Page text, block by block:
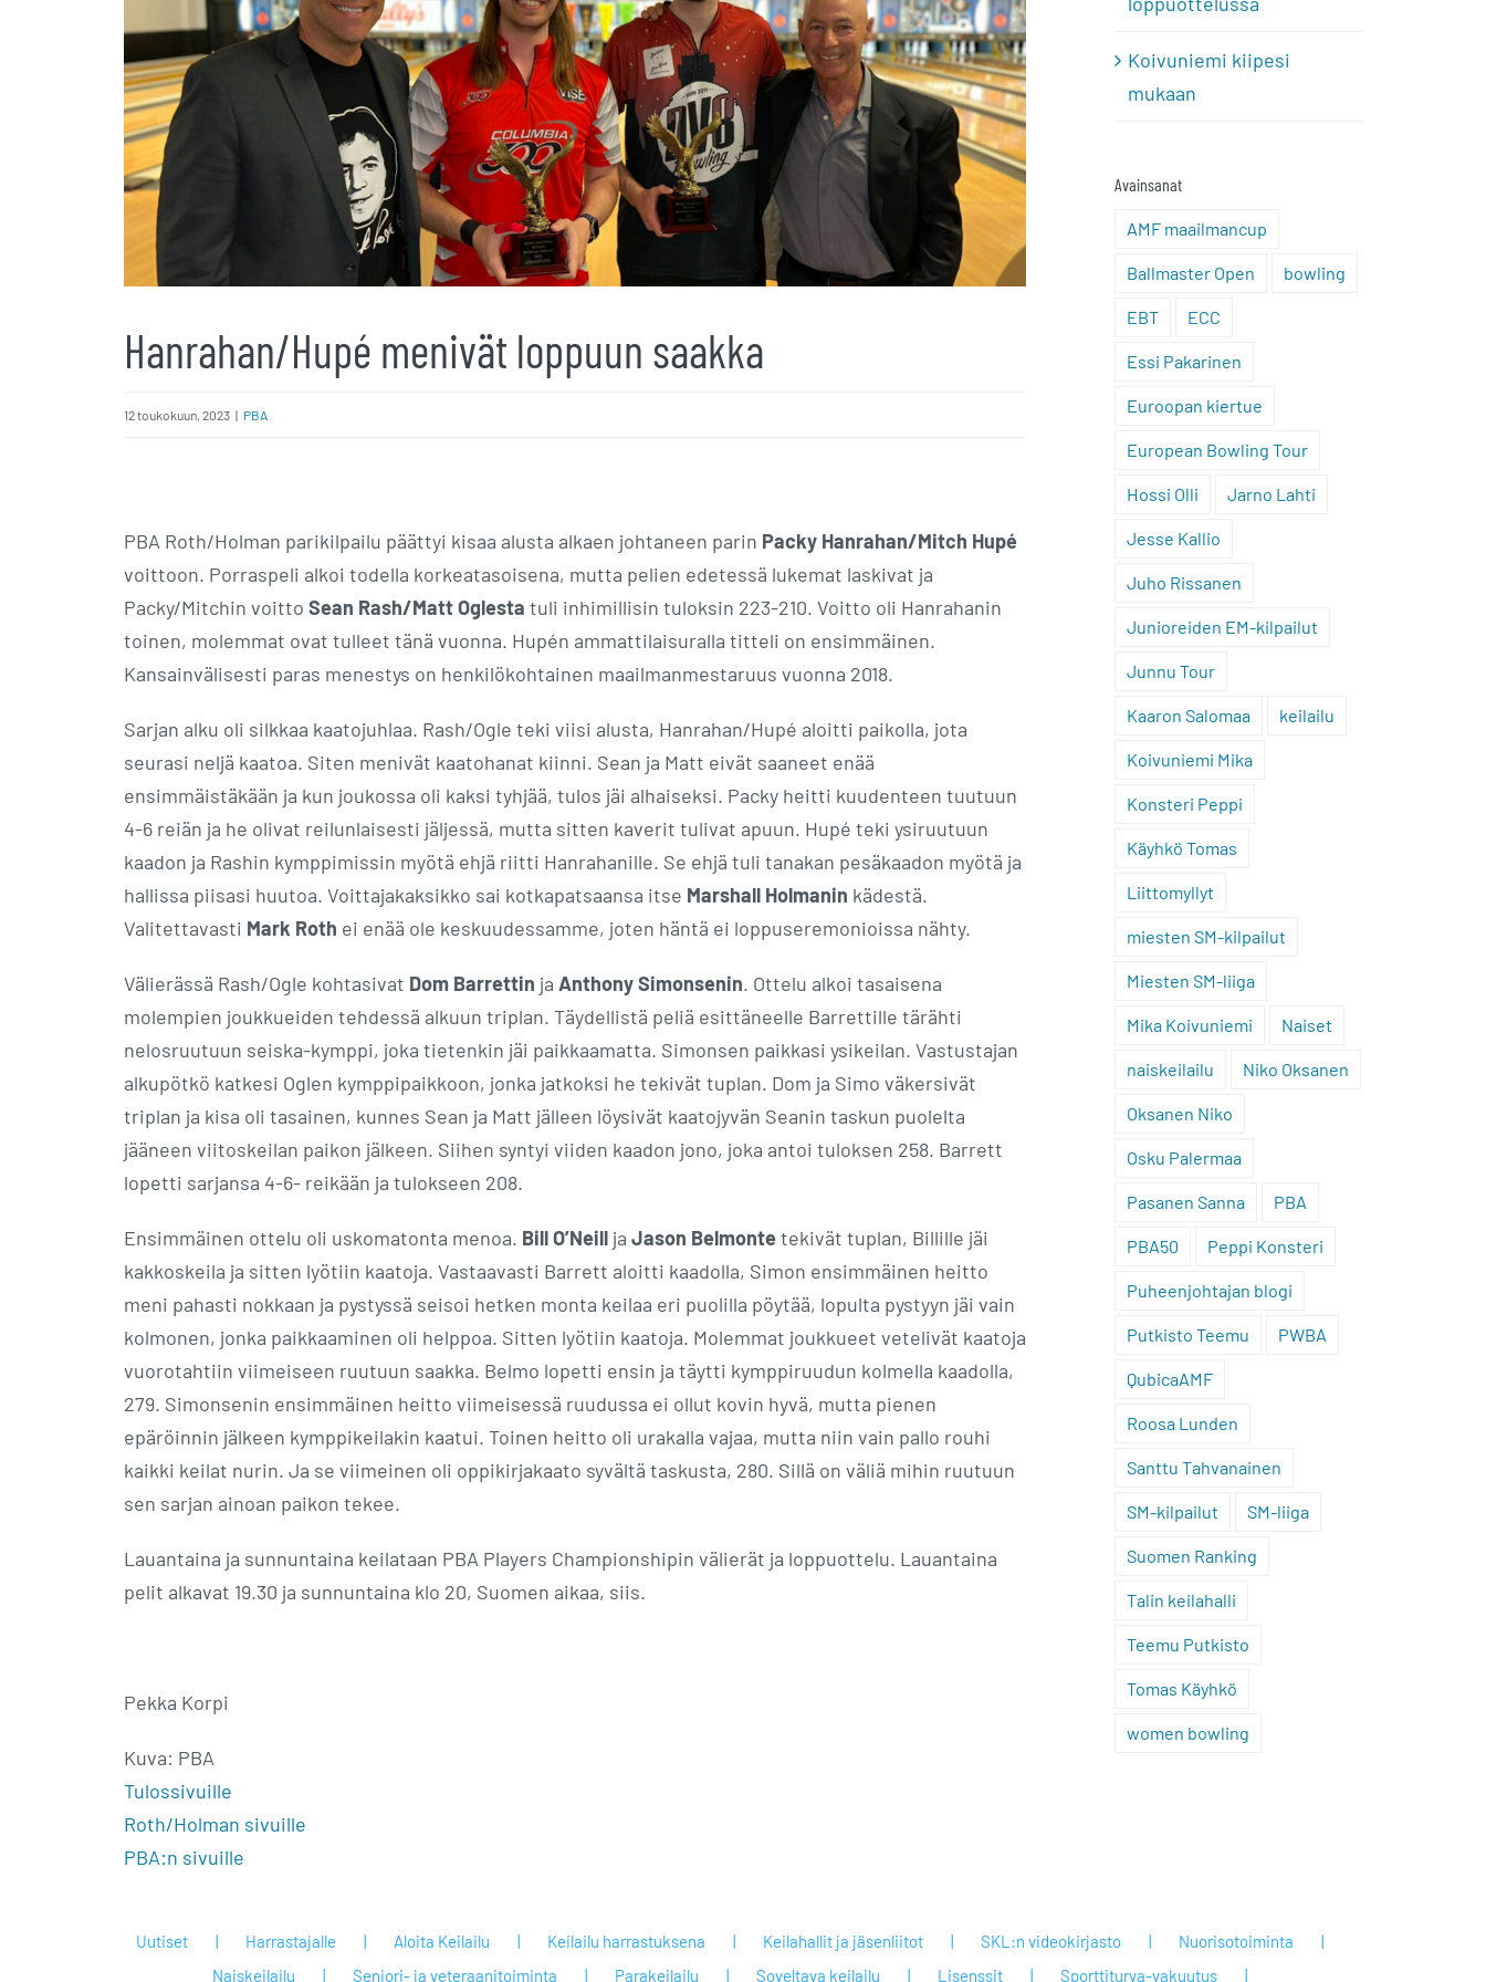
Hanrahan/Hupé menivät loppuun saakka
12 toukokuun, 2023 | PBA
PBA Roth/Holman parikilpailu päättyi kisaa alusta alkaen johtaneen parin Packy Hanrahan/Mitch Hupé
voittoon. Porraspeli alkoi todella korkeatasoisena, mutta pelien edetessä lukemat laskivat ja
Packy/Mitchin voitto Sean Rash/Matt Oglesta tuli inhimillisin tuloksin 223-210. Voitto oli Hanrahanin
toinen, molemmat ovat tulleet tänä vuonna. Hupén ammattilaisuralla titteli on ensimmäinen.
Kansainvälisesti paras menestys on henkilökohtainen maailmanmestaruus vuonna 2018.
Sarjan alku oli silkkaa kaatojuhlaa. Rash/Ogle teki viisi alusta, Hanrahan/Hupé aloitti paikolla, jota
seurasi neljä kaatoa. Siten menivät kaatohanat kiinni. Sean ja Matt eivät saaneet enää
ensimmäistäkään ja kun joukossa oli kaksi tyhjää, tulos jäi alhaiseksi. Packy heitti kuudenteen tuutuun
4-6 reiän ja he olivat reilunlaisesti jäljessä, mutta sitten kaverit tulivat apuun. Hupé teki ysiruutuun
kaadon ja Rashin kymppimissin myötä ehjä riitti Hanrahanille. Se ehjä tuli tanakan pesäkaadon myötä ja
hallissa piisasi huutoa. Voittajakaksikko sai kotkapatsaansa itse Marshall Holmanin kädestä.
Valitettavasti Mark Roth ei enää ole keskuudessamme, joten häntä ei loppuseremonioissa nähty.
Välierässä Rash/Ogle kohtasivat Dom Barrettin ja Anthony Simonsenin. Ottelu alkoi tasaisena
molempien joukkueiden tehdessä alkuun triplan. Täydellistä peliä esittäneelle Barrettille tärähti
nelosruutuun seiska-kymppi, joka tietenkin jäi paikkaamatta. Simonsen paikkasi ysikeilan. Vastustajan
alkupötkö katkesi Oglen kymppipaikkoon, jonka jatkoksi he tekivät tuplan. Dom ja Simo väkersivät
triplan ja kisa oli tasainen, kunnes Sean ja Matt jälleen löysivät kaatojyvän Seanin taskun puolelta
jääneen viitoskeilan paikon jälkeen. Siihen syntyi viiden kaadon jono, joka antoi tuloksen 258. Barrett
lopetti sarjansa 4-6- reikään ja tulokseen 208.
Ensimmäinen ottelu oli uskomatonta menoa. Bill O’Neill ja Jason Belmontetekivät tuplan, Billille jäi
kakkoskeila ja sitten lyötiin kaatoja. Vastaavasti Barrett aloitti kaadolla, Simon ensimmäinen heitto
meni pahasti nokkaan ja pystyssä seisoi hetken monta keilaa eri puolilla pöytää, lopulta pystyyn jäi vain
kolmonen, jonka paikkaaminen oli helppoa. Sitten lyötiin kaatoja. Molemmat joukkueet vetelivät kaatoja
vuorotahtiin viimeiseen ruutuun saakka. Belmo lopetti ensin ja täytti kymppiruudun kolmella kaadolla,
279. Simonsenin ensimmäinen heitto viimeisessä ruudussa ei ollut kovin hyvä, mutta pienen
epäröinnin jälkeen kymppikeilakin kaatui. Toinen heitto oli urakalla vajaa, mutta niin vain pallo rouhi
kaikki keilat nurin. Ja se viimeinen oli oppikirjakaato syvältä taskusta, 280. Sillä on väliä mihin ruutuun
sen sarjan ainoan paikon tekee.
Lauantaina ja sunnuntaina keilataan PBA Players Championshipin välierät ja loppuottelu. Lauantaina
pelit alkavat 19.30 ja sunnuntaina klo 20, Suomen aikaa, siis.
Pekka Korpi
Kuva: PBA
Tulossivuille
Roth/Holman sivuille
PBA:n sivuille
Koivuniemi kiipesi
mukaan
Avainsanat
AMF maailmancup
Ballmaster Open bowling
EBT ECC
Essi Pakarinen
Euroopan kiertue
European Bowling Tour
Hossi Olli Jarno Lahti
Jesse Kallio
Juho Rissanen
Junioreiden EM-kilpailut
Junnu Tour
Kaaron Salomaa keilailu
Koivuniemi Mika
Konsteri Peppi
Käyhkö Tomas
Liittomyllyt
miesten SM-kilpailut
Miesten SM-liiga
Mika Koivuniemi Naiset
naiskeilailu Niko Oksanen
Oksanen Niko
Osku Palermaa
Pasanen Sanna PBA
PBA50 Peppi Konsteri
Puheenjohtajan blogi
Putkisto Teemu PWBA
QubicaAMF
Roosa Lunden
Santtu Tahvanainen
SM-kilpailut SM-liiga
Suomen Ranking
Talin keilahalli
Teemu Putkisto
Tomas Käyhkö
women bowling
Uutiset Harrastajalle Aloita Keilailu Keilailu harrastuksena Keilahallit ja jäsenliitot SKL:n videokirjasto
Nuorisotoiminta
Naiskeilailu
Seniori- ja veteraanitoiminta Parakeilailu Soveltava keilailu Lisenssit Sporttiturva-vakuutus